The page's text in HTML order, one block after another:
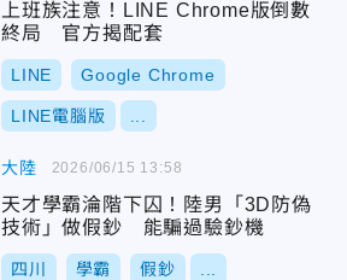
上班族注意！LINE Chrome版倒數
終局 官方揭配套
LINE Google Chrome
LINE電腦版
大陸
天才學霸淪階下囚！陸男「3D防偽
技術」做假鈔 能騙過驗鈔機
四川 學霸 假鈔
2026/06/15 13:58